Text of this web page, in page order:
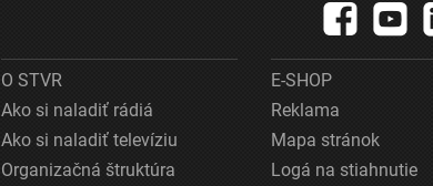
O STVR
Ako si naladiť rádiá
Ako si naladiť televíziu
Organizačná štruktúra
E-SHOP
Reklama
Mapa stránok
Logá na stiahnutie